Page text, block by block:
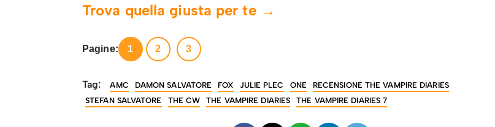
Trova quella giusta per te →
Pagine: 1 2 3
Tag: AMC DAMON SALVATORE FOX JULIE PLEC ONE
RECENSIONE THE VAMPIRE DIARIES
STEFAN SALVATORE
THE CW THE VAMPIRE DIARIES THE VAMPIRE DIARIES 7